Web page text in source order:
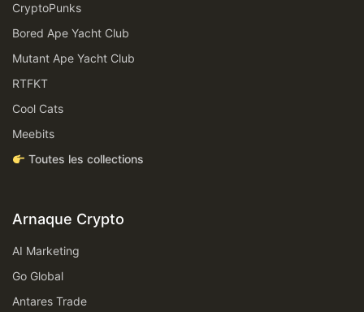
CryptoPunks
Bored Ape Yacht Club
Mutant Ape Yacht Club
RTFKT
Cool Cats
Meebits
Toutes les collections
Arnaque Crypto
AI Marketing
Go Global
Antares Trade